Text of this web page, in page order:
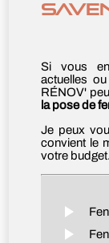
Si vous
actuelles
RÉNOV'
la pose de
Je peux
convient le
votre budget.